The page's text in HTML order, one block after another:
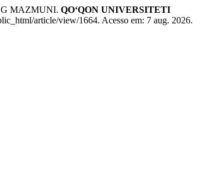
MAZMUNI. QO‘QON UNIVERSITETI
article/view/1664. Acesso em: 7 aug. 2026.